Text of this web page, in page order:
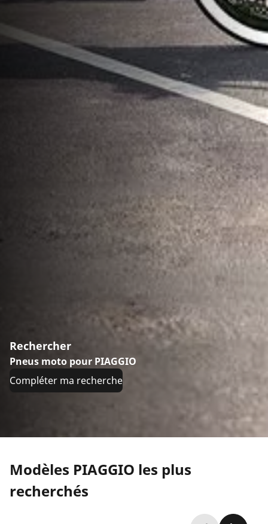
Rechercher
Pneus moto pour PIAGGIO
Compléter ma recherche
Modèles PIAGGIO les plus
recherchés